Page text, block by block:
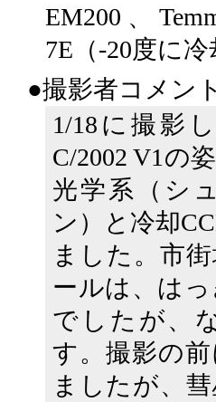
EM200、
7E（-20度に
●撮影者コメン
1/18に撮影
C/2002 V1の
光学系（シ
ン）と冷却
ました。市
ールは、は
でしたが、
す。撮影の
ましたが、